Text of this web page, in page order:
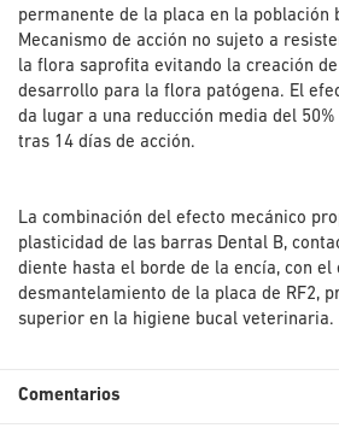
permanente de la placa en la población
Mecanismo de acción no sujeto a
la flora saprofita evitando la creación
desarrollo para la flora patógena. El
da lugar a una reducción media del
tras 14 días de acción.
La combinación del efecto mecánico
plasticidad de las barras Dental B,
diente hasta el borde de la encía, con el
desmantelamiento de la placa de RF2,
superior en la higiene bucal veterinaria.
Comentarios